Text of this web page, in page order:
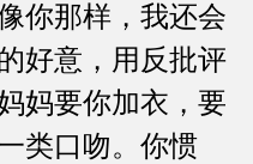
你那样，我还会
好意，用反批评
妈要你加衣，要
类口吻。你惯